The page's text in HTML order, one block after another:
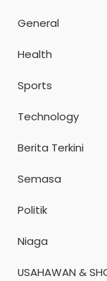
General
Health
Sports
Technology
Berita Terkini
Semasa
Politik
Niaga
USAHAWAN &